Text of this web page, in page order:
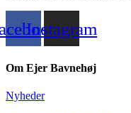
Instagram
Om Ejer Bavnehøj
Nyheder